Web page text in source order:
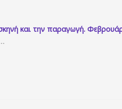
και την παραγωγή.